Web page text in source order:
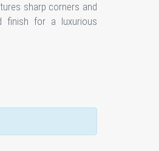
sharp corners and
finish for a luxurious